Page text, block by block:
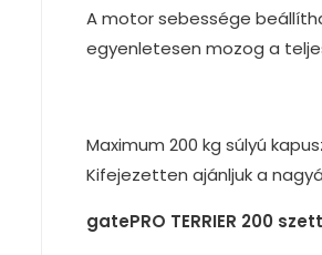
A motor sebessége
egyenletesen mozog a
Maximum 200 kg súlyú
Kifejezetten ajánljuk a
gatePRO TERRIER 200